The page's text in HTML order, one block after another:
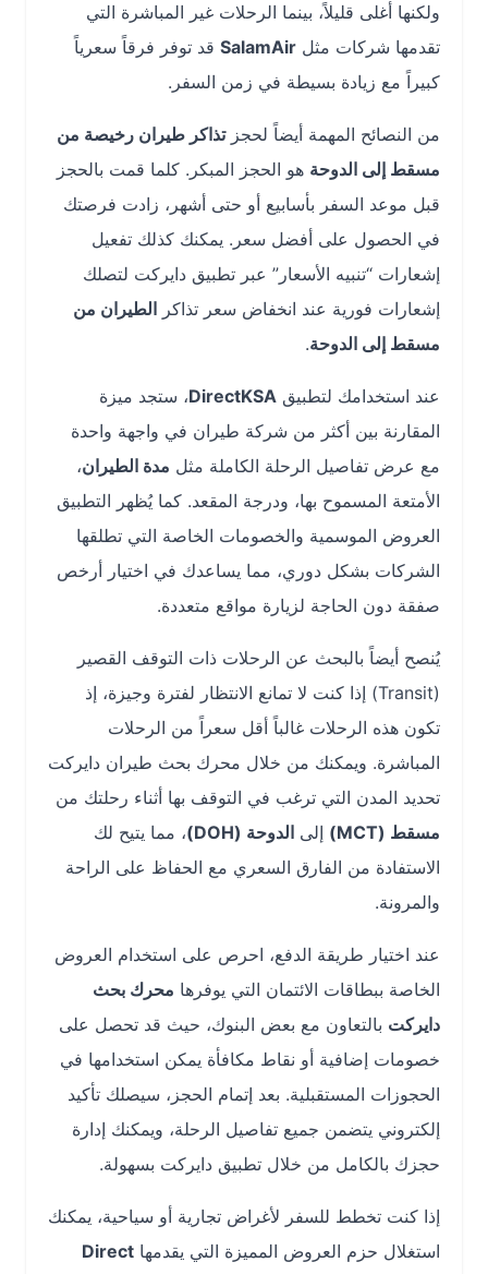
ولكنها أغلى قليلاً، بينما الرحلات غير المباشرة التي
تقدمها شركات مثلSalamAirقد توفر فرقاً سعرياً
كبيراً مع زيادة بسيطة في زمن السفر.
من النصائح المهمة أيضاً لحجز تذاكر طيران رخيصة من
مسقط إلى الدوحةهو الحجز المبكر. كلما قمت بالحجز
قبل موعد السفر بأسابيع أو حتى أشهر، زادت فرصتك
في الحصول على أفضل سعر. يمكنك كذلك تفعيل
إشعارات “تنبيه الأسعار” عبر تطبيق دايركت لتصلك
إشعارات فورية عند انخفاض سعر تذاكر الطيران من
مسقط إلى الدوحة.
عند استخدامك لتطبيقDirectKSA، ستجد ميزة
المقارنة بين أكثر من شركة طيران في واجهة واحدة
مع عرض تفاصيل الرحلة الكاملة مثلمدة الطيران،
الأمتعة المسموح بها، ودرجة المقعد. كما يُظهر التطبيق
العروض الموسمية والخصومات الخاصة التي تطلقها
الشركات بشكل دوري، مما يساعدك في اختيار أرخص
صفقة دون الحاجة لزيارة مواقع متعددة.
يُنصح أيضاً بالبحث عن الرحلات ذات التوقف القصير
(Transit) إذا كنت لا تمانع الانتظار لفترة وجيزة، إذ
تكون هذه الرحلات غالباً أقل سعراً من الرحلات
المباشرة. ويمكنك من خلال محرك بحث طيران دايركت
تحديد المدن التي ترغب في التوقف بها أثناء رحلتك من
مسقط (MCT)
إلىالدوحة (DOH)
، مما يتيح لك
الاستفادة من الفارق السعري مع الحفاظ على الراحة
والمرونة.
عند اختيار طريقة الدفع، احرص على استخدام العروض
الخاصة ببطاقات الائتمان التي يوفرهامحرك بحث
دايركتبالتعاون مع بعض البنوك، حيث قد تحصل على
خصومات إضافية أو نقاط مكافأة يمكن استخدامها في
الحجوزات المستقبلية. بعد إتمام الحجز، سيصلك تأكيد
إلكتروني يتضمن جميع تفاصيل الرحلة، ويمكنك إدارة
حجزك بالكامل من خلال تطبيق دايركت بسهولة.
إذا كنت تخطط للسفر لأغراض تجارية أو سياحية، يمكنك
استغلال حزم العروض المميزة التي يقدمهاDirect